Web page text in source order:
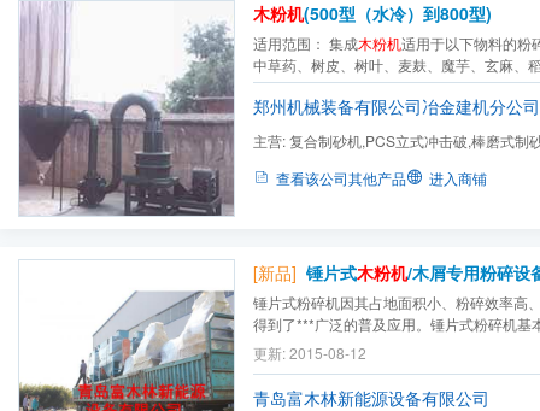
木粉机(500型（水冷）到800型)
适用范围： 集成木粉机适用于以下物料的粉
中草药、树皮、树叶、麦麸、魔芋、玄麻、
杆、淀粉、粮食类、虾皮、鱼粉、贝壳、海
楂、干姜、蒜片、南瓜粉、调料、大枣、纸
珍...
郑州机械装备有限公司冶金建机分公司
主营:复合制砂机,PCS立式冲击破,棒磨式制
查看该公司其他产品 进入商铺
[新品] 锤片式木粉机/木屑专用粉碎设备/木
锤片式粉碎机因其占地面积小、粉碎效率高
得到了***广泛的普及应用。锤片式粉碎机基
板、锤片转子、锤片和固定在锤片转子周围
原理是将物料引入冲击齿板、筛板与旋转锤
锤片等对物料的打击和搓擦作用，将物料破
更新: 2015-08-12
青岛富木林新能源设备有限公司